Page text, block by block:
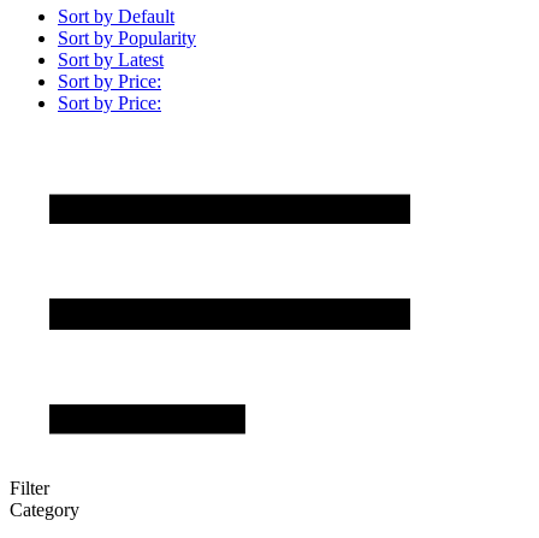
Sort by Default
Sort by Popularity
Sort by Latest
Sort by Price:
Sort by Price:
Filter
Category